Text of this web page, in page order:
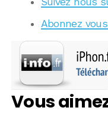
Abonnez
Vous